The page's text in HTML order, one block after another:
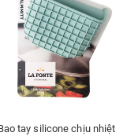
tay silicone chịu nhiệt